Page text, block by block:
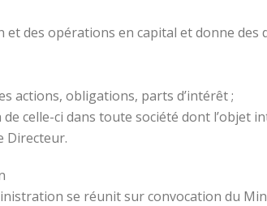
des opérations en capital et donne des
actions, obligations, parts d’intérêt ;
celle-ci dans toute société dont l’objet
Directeur.
se réunit sur convocation du